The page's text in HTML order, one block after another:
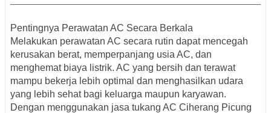
Pentingnya Perawatan AC Secara Berkala
Melakukan perawatan AC secara rutin dapat mencegah
kerusakan berat, memperpanjang usia AC, dan
menghemat biaya listrik. AC yang bersih dan terawat
mampu bekerja lebih optimal dan menghasilkan udara
yang lebih sehat bagi keluarga maupun karyawan.
Dengan menggunakan jasa tukang AC Ciherang Picung